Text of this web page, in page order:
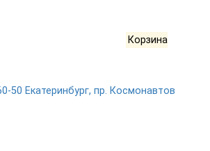
Корзина
50 Екатеринбург, пр. Космонавтов